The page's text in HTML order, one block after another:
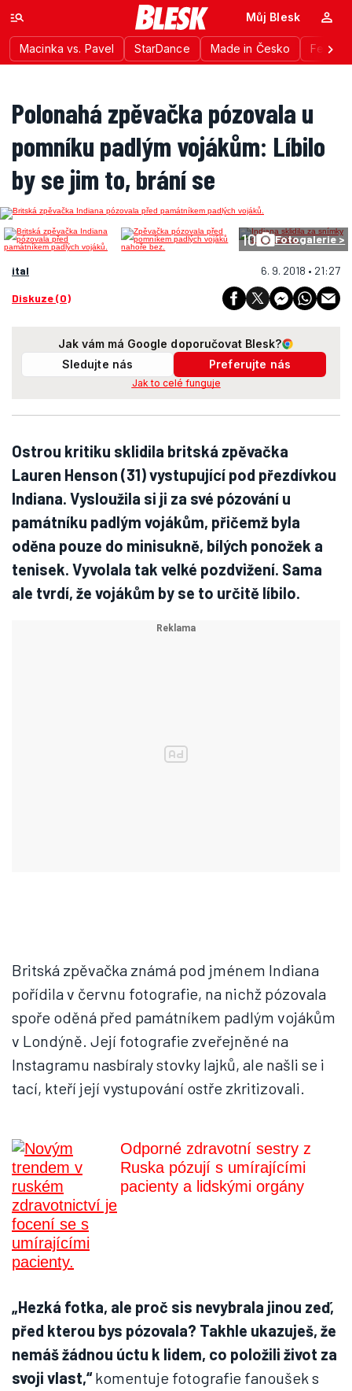
Macinka vs. Pavel StarDance Made in Česko
Můj Blesk
Polonahá zpěvačka pózovala u
pomníku padlým vojákům: Líbilo
by se jim to, brání se
10 Fotogalerie >
ital 6. 9. 2018 • 21:27
Diskuze (0)
Jak vám má Google doporučovat Blesk?
Sledujte nás
Preferujte nás
Jak to celé funguje
Ostrou kritiku sklidila britská zpěvačka
Lauren Henson (31) vystupující pod přezdívkou
Indiana. Vysloužila si ji za své pózování u
památníku padlým vojákům, přičemž byla
oděna pouze do minisukně, bílých ponožek a
tenisek. Vyvolala tak velké pozdvižení. Sama
ale tvrdí, že vojákům by se to určitě líbilo.
Britská zpěvačka známá pod jménem Indiana
pořídila v červnu fotografie, na nichž pózovala
spoře oděná před památníkem padlým vojákům
v Londýně. Její fotografie zveřejněné na
Instagramu nasbíraly stovky lajků, ale našli se i
tací, kteří její vystupování ostře zkritizovali.
Odporné zdravotní sestry z
Ruska pózují s umírajícími
pacienty a lidskými orgány
„Hezká fotka, ale proč sis nevybrala jinou zeď,
před kterou bys pózovala? Takhle ukazuješ, že
nemáš žádnou úctu k lidem, co položili život za
svoji vlast,“komentuje fotografie fanoušek s